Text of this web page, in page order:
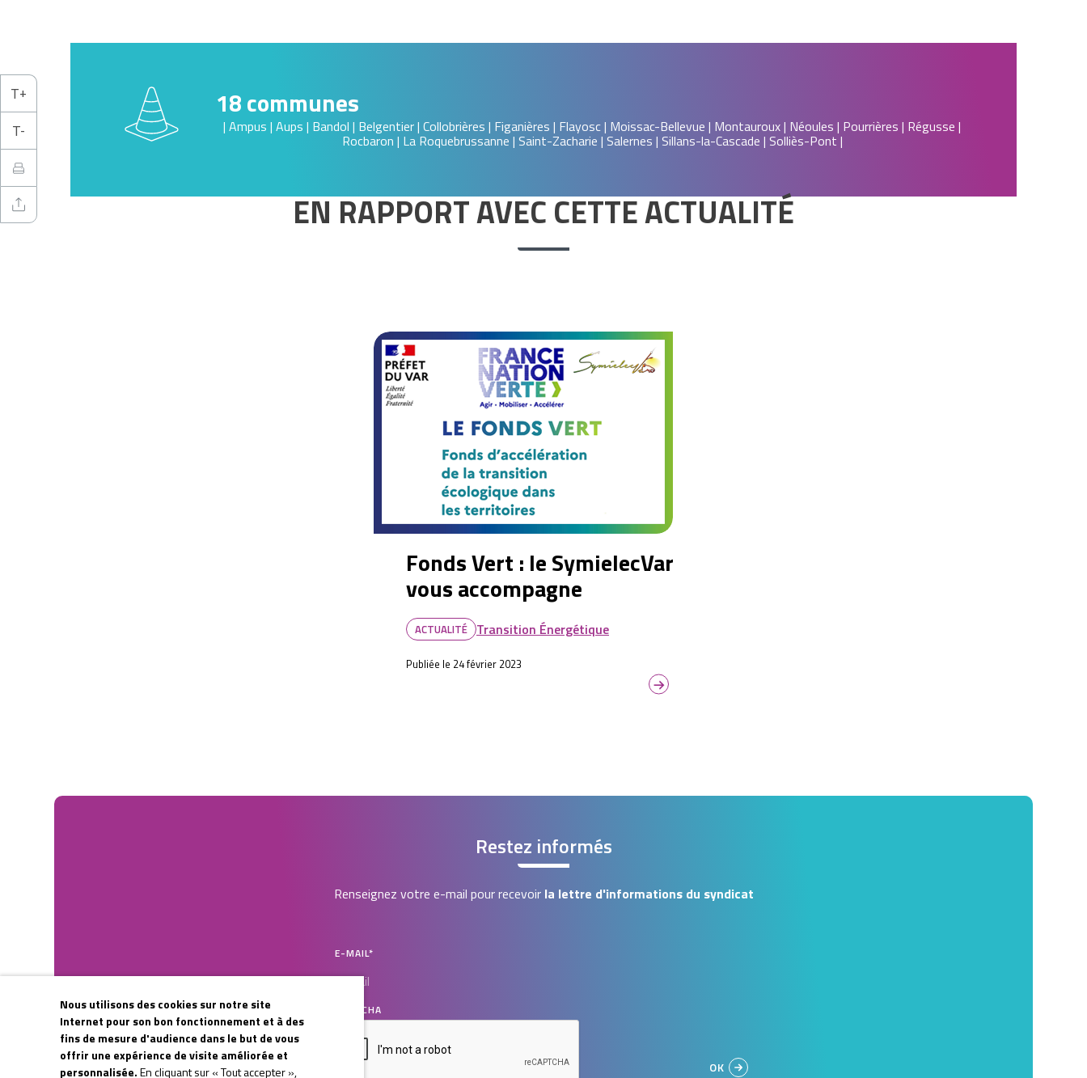
18 communes
| Ampus | Aups | Bandol | Belgentier | Collobrières | Figanières | Flayosc | Moissac-Bellevue | Montauroux | Néoules | Pourrières | Régusse |
Rocbaron | La Roquebrussanne | Saint-Zacharie | Salernes | Sillans-la-Cascade | Solliès-Pont |
EN RAPPORT AVEC CETTE ACTUALITÉ
Fonds Vert : le SymielecVar
vous accompagne
ACTUALITÉ Transition Énergétique
Publiée le 24 février 2023
Restez informés
Renseignez votre e-mail pour recevoir la lettre d'informations du syndicat
E-MAIL*
CAPTCHA
Nous utilisons des cookies sur notre site
Internet pour son bon fonctionnement et à des
fins de mesure d'audience dans le but de vous
offrir une expérience de visite améliorée et
personnalisée.En cliquant sur « Tout accepter »,